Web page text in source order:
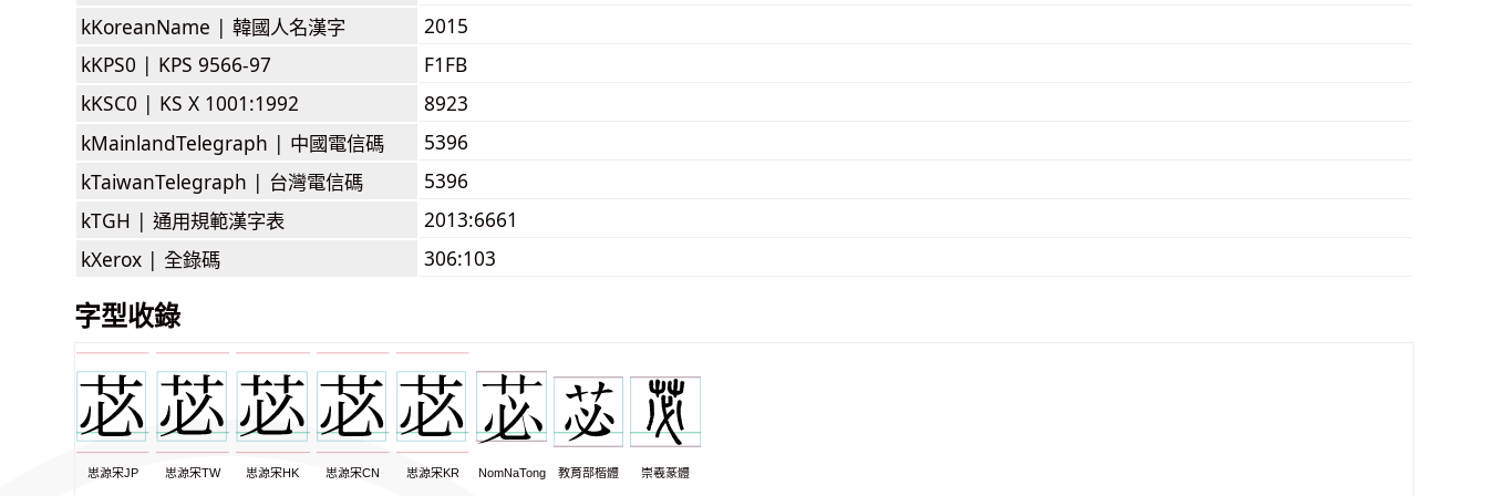
kKoreanName | 韓國人名漢字
2015
kKPS0 | KPS 9566-97
F1FB
kKSC0 | KS X 1001:1992
8923
kMainlandTelegraph | 中國電信碼
5396
kTaiwanTelegraph | 台灣電信碼
5396
kTGH | 通用規範漢字表
2013:6661
kXerox | 全錄碼 306:103
字型收錄
思源宋JP 思源宋TW 思源宋HK 思源宋CN 思源宋KR NomNaTong 教育部楷體 崇羲篆體